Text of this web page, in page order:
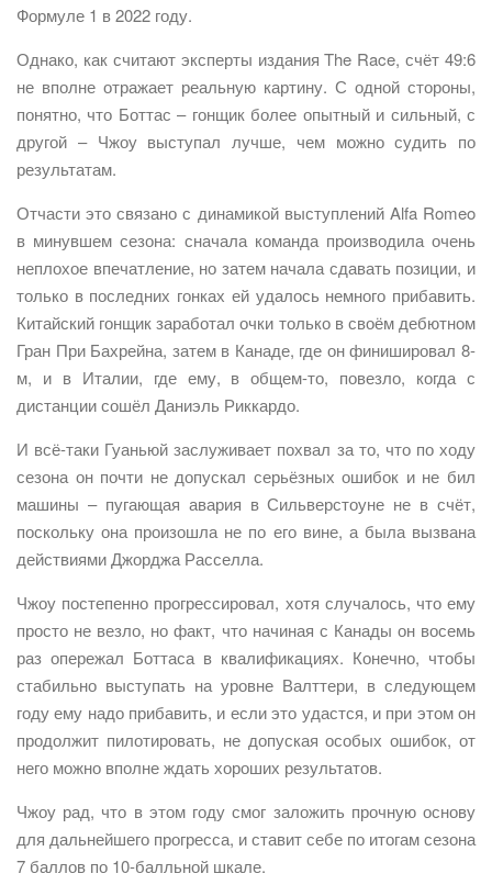
Формуле 1 в 2022 году.
Однако, как считают эксперты издания The Race, счёт 49:6
не вполне отражает реальную картину. С одной стороны,
понятно, что Боттас – гонщик более опытный и сильный, с
другой – Чжоу выступал лучше, чем можно судить по
результатам.
Отчасти это связано с динамикой выступлений Alfa Romeo
в минувшем сезона: сначала команда производила очень
неплохое впечатление, но затем начала сдавать позиции, и
только в последних гонках ей удалось немного прибавить.
Китайский гонщик заработал очки только в своём дебютном
Гран При Бахрейна, затем в Канаде, где он финишировал 8-
м, и в Италии, где ему, в общем-то, повезло, когда с
дистанции сошёл Даниэль Риккардо.
И всё-таки Гуаньюй заслуживает похвал за то, что по ходу
сезона он почти не допускал серьёзных ошибок и не бил
машины – пугающая авария в Сильверстоуне не в счёт,
поскольку она произошла не по его вине, а была вызвана
действиями Джорджа Расселла.
Чжоу постепенно прогрессировал, хотя случалось, что ему
просто не везло, но факт, что начиная с Канады он восемь
раз опережал Боттаса в квалификациях. Конечно, чтобы
стабильно выступать на уровне Валттери, в следующем
году ему надо прибавить, и если это удастся, и при этом он
продолжит пилотировать, не допуская особых ошибок, от
него можно вполне ждать хороших результатов.
Чжоу рад, что в этом году смог заложить прочную основу
для дальнейшего прогресса, и ставит себе по итогам сезона
7 баллов по 10-балльной шкале.